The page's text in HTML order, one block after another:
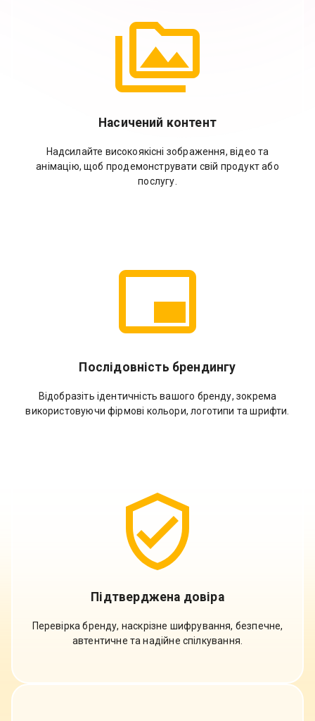
Насичений контент
Надсилайте високоякісні зображення, відео та
анімацію, щоб продемонструвати свій продукт або
послугу.
Послідовність брендингу
Відобразіть ідентичність вашого бренду, зокрема
використовуючи фірмові кольори, логотипи та шрифти.
Підтверджена довіра
Перевірка бренду, наскрізне шифрування, безпечне,
автентичне та надійне спілкування.